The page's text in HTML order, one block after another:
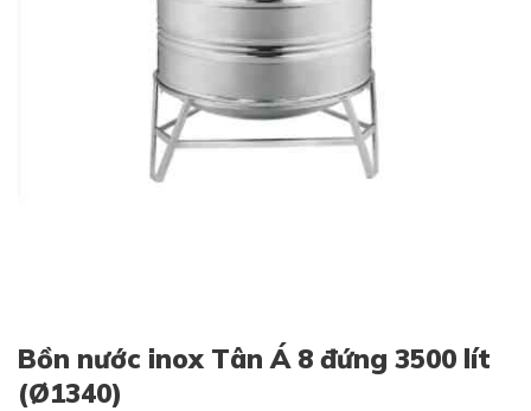
Bồn nước inox Tân Á 8 đứng 3500 lít
(Ø1340)